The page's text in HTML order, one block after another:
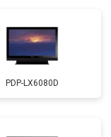
PDP-LX6080D